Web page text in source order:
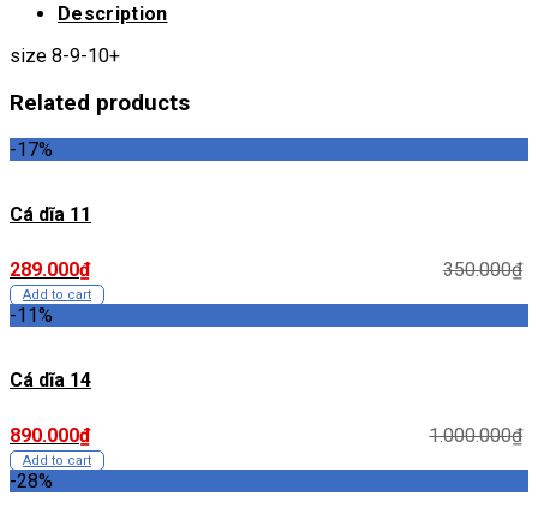
Description
size 8-9-10+
Related products
-17%
Cá dĩa 11
289.000₫ 350.000₫
Add to cart
-11%
Cá dĩa 14
890.000₫ 1.000.000₫
Add to cart
-28%